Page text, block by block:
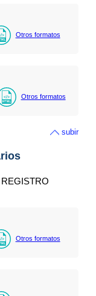
Otros formatos
Otros formatos
subir
Otros formatos